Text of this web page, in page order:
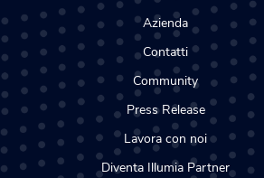
Azienda
Contatti
Community
Press Release
Lavora con noi
Diventa Illumia Partner